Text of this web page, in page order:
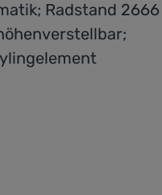
Radstand 2666